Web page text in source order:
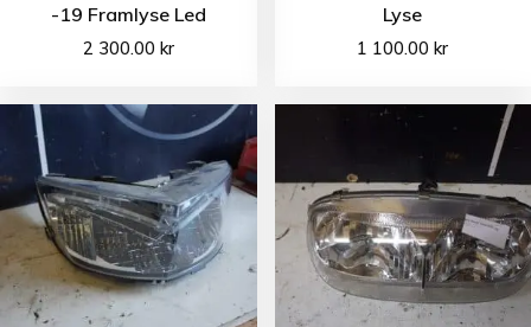
-19 Framlyse Led
2 300.00 kr
Lyse
1 100.00kr